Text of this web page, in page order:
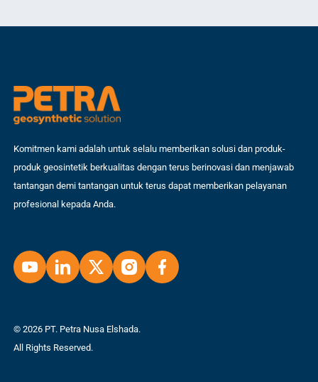
Komitmen kami adalah untuk selalu memberikan solusi dan produk-
produk geosintetik berkualitas dengan terus berinovasi dan menjawab
tantangan demi tantangan untuk terus dapat memberikan pelayanan
profesional kepada Anda.
© 2026 PT. Petra Nusa Elshada.
All Rights Reserved.